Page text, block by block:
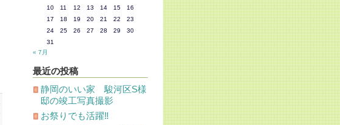
10
11 12 13 14 15
16
17
18 19 20 21 22
23
24
25 26 27 28 29
30
31
« 7月
最近の投稿
静岡のいい家 駿河区S様
邸の竣工写真撮影
お祭りでも活躍‼